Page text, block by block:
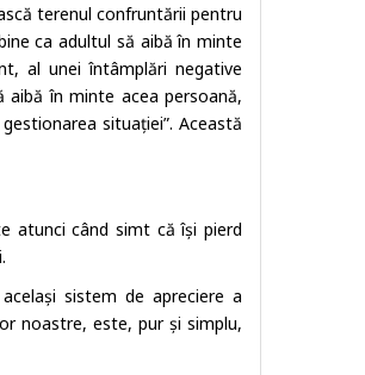
terenul confruntării pentru
ca adultul să aibă în minte
al unei întâmplări negative
aibă în minte acea persoană,
situației”. Această
atunci când simt că își pierd
sistem de apreciere a
noastre, este, pur și simplu,